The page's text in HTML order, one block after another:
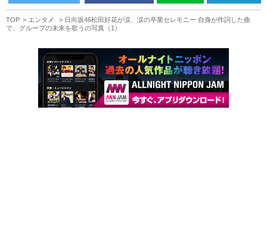
TOP エンタメ
日向坂46松田好花が涙、涙の卒業セレモニー 自身が作詞した曲
で、グループの未来を歌うの写真（1）